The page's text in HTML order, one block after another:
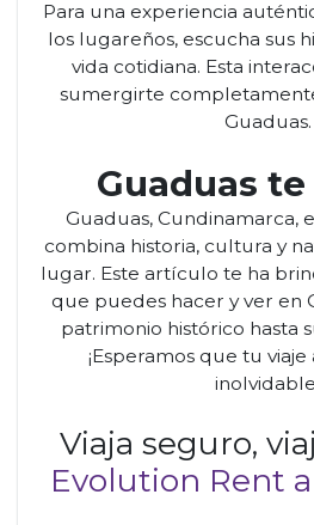
Para una experiencia
los lugareños, escucha sus
vida cotidiana. Esta
sumergirte
Guaduas.
Guaduas te
Guaduas, Cundinamarca,
combina historia, cultura y
lugar. Este artículo te ha
que puedes hacer y ver en
patrimonio histórico hasta
¡Esperamos que tu viaje
Viaja seguro,
Evolution Rent